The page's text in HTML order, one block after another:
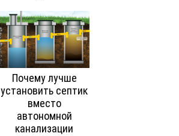
Почему лучше
установить септик
вместо
автономной
канализации